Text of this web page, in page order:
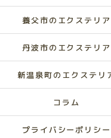
養父市のエクステリア
丹波市のエクステリア
新温泉町のエクステリ
コラム
プライバシーポリシー